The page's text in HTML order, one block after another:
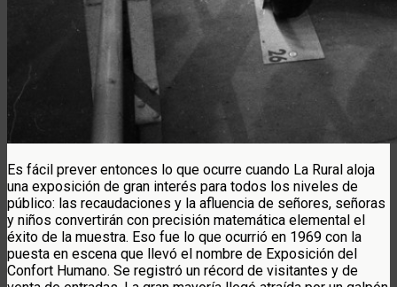
Es fácil prever entonces lo que ocurre cuando La Rural aloja
una exposición de gran interés para todos los niveles de
público: las recaudaciones y la afluencia de señores, señoras
y niños convertirán con precisión matemática elemental el
éxito de la muestra. Eso fue lo que ocurrió en 1969 con la
puesta en escena que llevó el nombre de Exposición del
Confort Humano. Se registró un récord de visitantes y de